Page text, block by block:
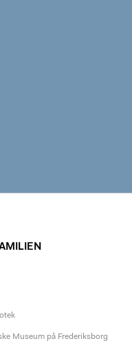
Museum på Frederiksborg